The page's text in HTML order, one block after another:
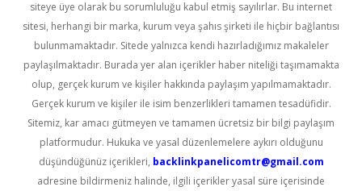
siteye üye olarak bu sorumluluğu kabul etmiş sayılırlar. Bu internet
sitesi, herhangi bir marka, kurum veya şahıs şirketi ile hiçbir bağlantısı
bulunmamaktadır. Sitede yalnızca kendi hazırladığımız makaleler
paylaşılmaktadır. Burada yer alan içerikler haber niteliği taşımamakta
olup, gerçek kurum ve kişiler hakkında paylaşım yapılmamaktadır.
Gerçek kurum ve kişiler ile isim benzerlikleri tamamen tesadüfidir.
Sitemiz, kar amacı gütmeyen ve tamamen ücretsiz bir bilgi paylaşım
platformudur. Hukuka ve yasal düzenlemelere aykırı olduğunu
düşündüğünüz içerikleri, backlinkpanelicomtr@gmail.com
adresine bildirmeniz halinde, ilgili içerikler yasal süre içerisinde